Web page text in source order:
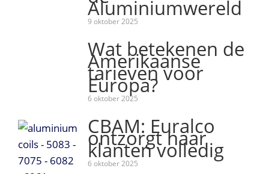
Aluminiumwereld
9 oktober 2025
Wat betekenen de
Amerikaanse
tarieven voor
Europa?
6 oktober 2025
CBAM: Euralco
ontzorgt haar
klanten volledig
6 oktober 2025